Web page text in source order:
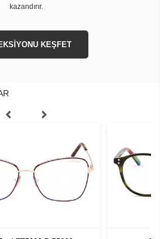
kazandırır.
KEŞFET